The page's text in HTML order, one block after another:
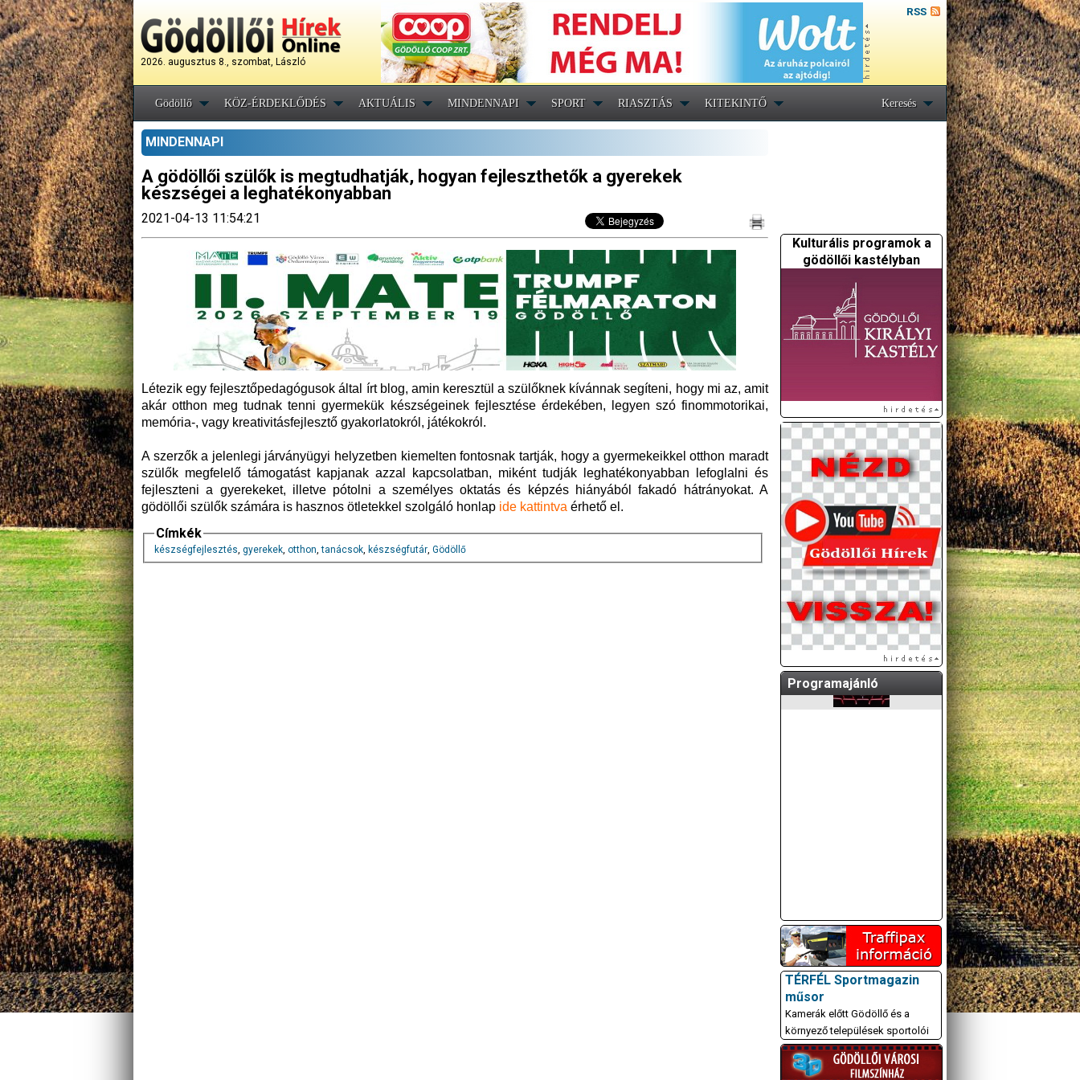
2026. augusztus 8., szombat, László
RSS
Gödöllő KÖZ-ÉRDEKLŐDÉS AKTUÁLIS MINDENNAPI SPORT RIASZTÁS KITEKINTŐ Keresés
MINDENNAPI
A gödöllői szülők is megtudhatják, hogyan fejleszthetők a gyerekek
készségei a leghatékonyabban
2021-04-13 11:54:21
Létezik egy fejlesztőpedagógusok által írt blog, amin keresztül a szülőknek kívánnak segíteni, hogy mi az, amit
akár otthon meg tudnak tenni gyermekük készségeinek fejlesztése érdekében, legyen szó finommotorikai,
memória-, vagy kreativitásfejlesztő gyakorlatokról, játékokról.
A szerzők a jelenlegi járványügyi helyzetben kiemelten fontosnak tartják, hogy a gyermekeikkel otthon maradt
szülők megfelelő támogatást kapjanak azzal kapcsolatban, miként tudják leghatékonyabban lefoglalni és
fejleszteni a gyerekeket, illetve pótolni a személyes oktatás és képzés hiányából fakadó hátrányokat. A
gödöllői szülők számára is hasznos ötletekkel szolgáló honlap ide kattintva érhető el.
Címkék
készségfejlesztés, gyerekek, otthon,tanácsok, készségfutár, Gödöllő
Kulturális programok a
gödöllői kastélyban
Programajánló
A GÖDÖLLŐI ÉS
KÖRNYÉKBELI
KULTURÁLIS- ÉS
KÖZÖSSÉGI
OLDALUNKON TESSZÜK
KÖZZÉ!
TÉRFÉL Sportmagazin
műsor
Kamerák előtt Gödöllő és a
környező települések sportolói